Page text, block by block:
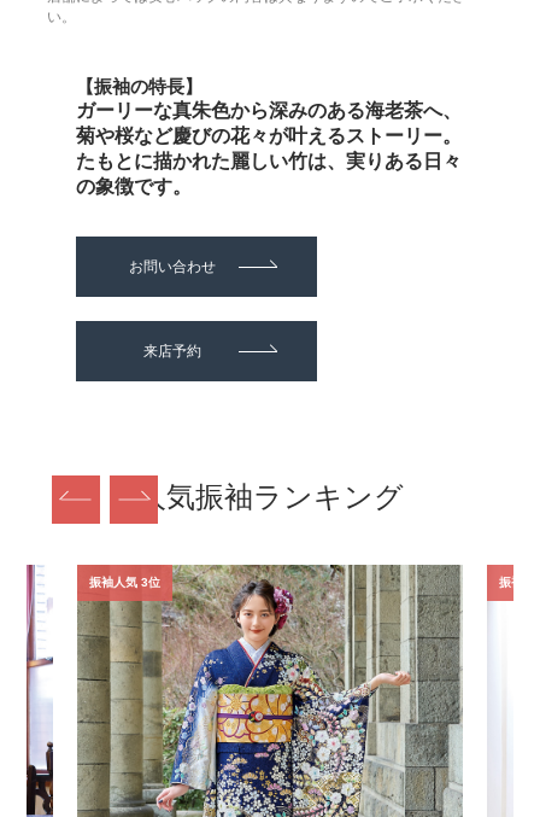
い。
【振袖の特長】
ガーリーな真朱色から深みのある海老茶へ、
菊や桜など慶びの花々が叶えるストーリー。
たもとに描かれた麗しい竹は、実りある日々
の象徴です。
お問い合わせ
来店予約
人気振袖ランキング
振袖人気 3位 振袖人